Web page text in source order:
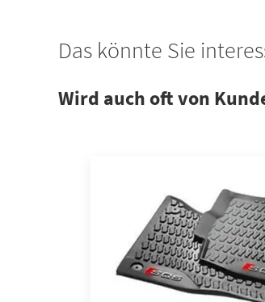
Das könnte Sie
Wird auch oft von